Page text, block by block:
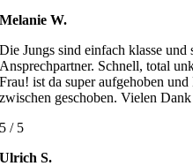
Melanie W.
Die Jungs sind einfach klasse
Ansprechpartner. Schnell, total
Frau! ist da super aufgehoben
zwischen geschoben. Vielen
5 / 5
Ulrich S.